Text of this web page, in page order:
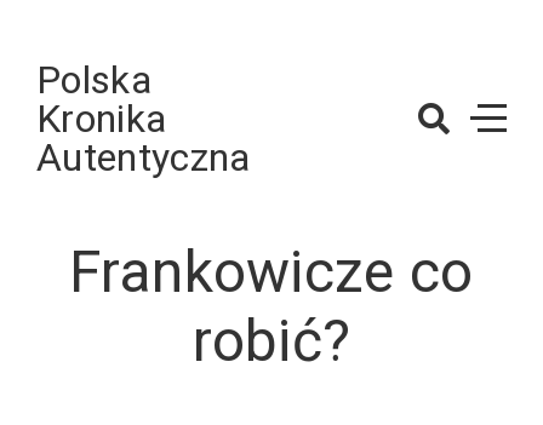
contentPolska
Kronika
Autentyczna
Frankowicze co
robić?